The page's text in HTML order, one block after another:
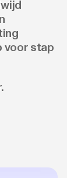
voor stap